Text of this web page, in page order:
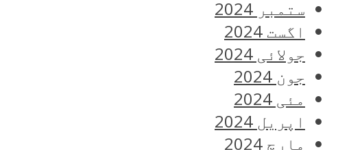
ستمبر 2024
اگست 2024
جولائی 2024
جون 2024
مئی 2024
اپریل 2024
مارچ 2024